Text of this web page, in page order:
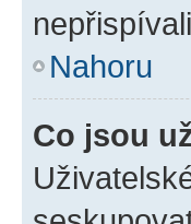
nepřispívali
Nahoru
Co jsou